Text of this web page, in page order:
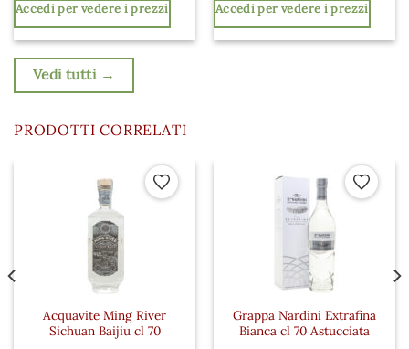
Accedi per vedere i prezzi Accedi per vedere i prezzi
Vedi tutti →
PRODOTTI CORRELATI
Aggiungi ai preferiti
Acquavite Ming River
Sichuan Baijiu cl 70
Grappa Nardini Extrafina
Bianca cl 70 Astucciata